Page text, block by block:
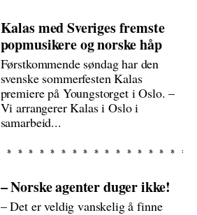
Kalas med Sveriges fremste
popmusikere og norske håp
Førstkommende søndag har den
svenske sommerfesten Kalas
premiere på Youngstorget i Oslo. –
Vi arrangerer Kalas i Oslo i
samarbeid...
– Norske agenter duger ikke!
– Det er veldig vanskelig å finne